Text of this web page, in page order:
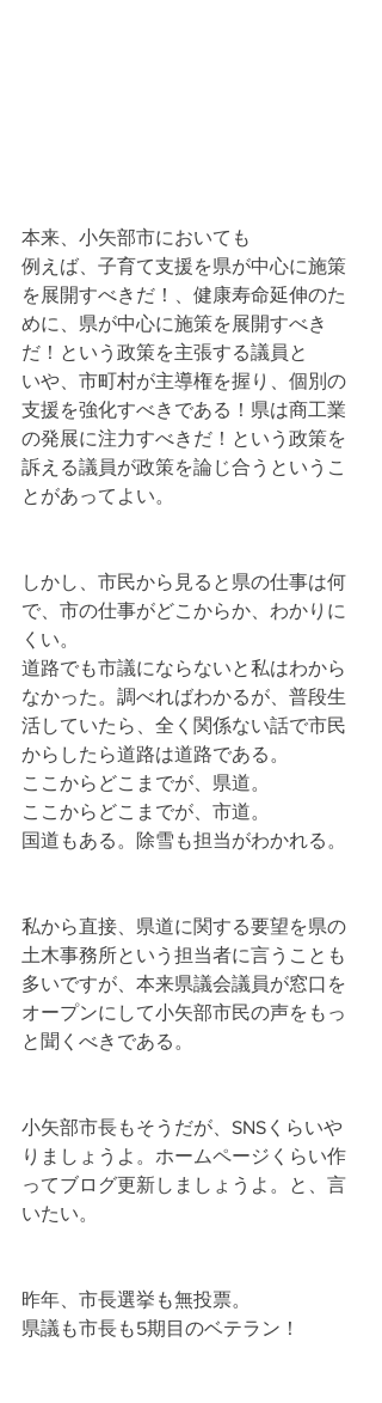
本来、小矢部市においても
例えば、子育て支援を県が中心に施策
を展開すべきだ！、健康寿命延伸のた
めに、県が中心に施策を展開すべき
だ！という政策を主張する議員と
いや、市町村が主導権を握り、個別の
支援を強化すべきである！県は商工業
の発展に注力すべきだ！という政策を
訴える議員が政策を論じ合うというこ
とがあってよい。
しかし、市民から見ると県の仕事は何
で、市の仕事がどこからか、わかりに
くい。
道路でも市議にならないと私はわから
なかった。調べればわかるが、普段生
活していたら、全く関係ない話で市民
からしたら道路は道路である。
ここからどこまでが、県道。
ここからどこまでが、市道。
国道もある。除雪も担当がわかれる。
私から直接、県道に関する要望を県の
土木事務所という担当者に言うことも
多いですが、本来県議会議員が窓口を
オープンにして小矢部市民の声をもっ
と聞くべきである。
小矢部市長もそうだが、SNSくらいや
りましょうよ。ホームページくらい作
ってブログ更新しましょうよ。と、言
いたい。
昨年、市長選挙も無投票。
県議も市長も5期目のベテラン！